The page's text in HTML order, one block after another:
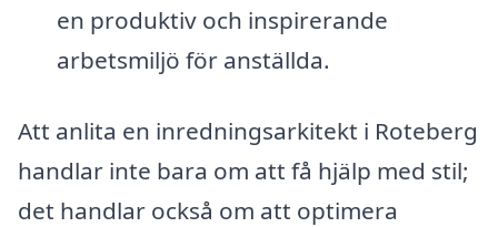
en produktiv och inspirerande
arbetsmiljö för anställda.
Att anlita en inredningsarkitekt i Roteberg
handlar inte bara om att få hjälp med stil;
det handlar också om att optimera